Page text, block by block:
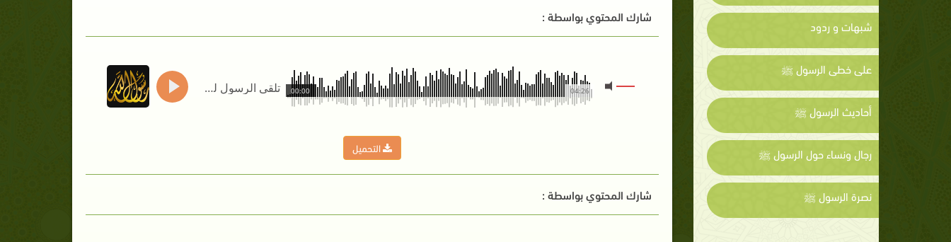
شبهات و ردود
على خطى الرسول ﷺ
أحاديث الرسول ﷺ
رجال ونساء حول الرسول ﷺ
نصرة الرسول ﷺ
شارك المحتوي بواسطة :
تلقى الرسول للوحي 04:26
00:00
التحميل
شارك المحتوي بواسطة :